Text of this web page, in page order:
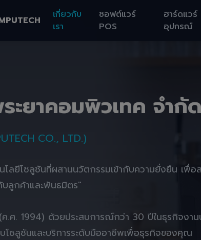
เกี่ยวกับ
เรา
ซอฟต์แวร์
POS
ฮาร์ดแวร์
อุปกรณ์
ะยาคอมพิวเทค จำกัด
CO., LTD.)
โลยีโซลูชันที่ผสานนวัตกรรมเข้ากับความยั่งยืน เพื่อ
บลูกค้าและพันธมิตร"
.ศ. 1994) ด้วยประสบการณ์กว่า 30 ปีในธุรกิจงาน
โซลูชันและบริการระดับมืออาชีพเพื่อธุรกิจของคุณ